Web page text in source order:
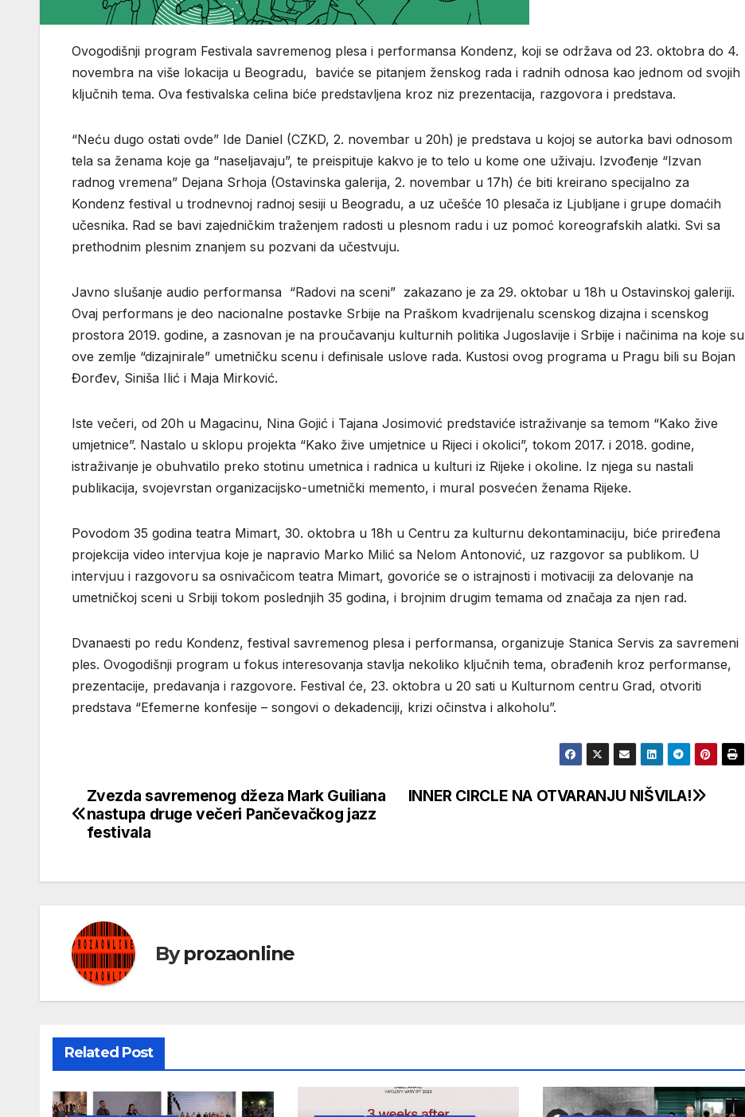
Ovogodišnji program Festivala savremenog plesa i performansa Kondenz, koji se održava od 23. oktobra do 4.
novembra na više lokacija u Beogradu, baviće se pitanjem ženskog rada i radnih odnosa kao jednom od svojih
ključnih tema. Ova festivalska celina biće predstavljena kroz niz prezentacija, razgovora i predstava.
“Neću dugo ostati ovde” Ide Daniel (CZKD, 2. novembar u 20h) je predstava u kojoj se autorka bavi odnosom
tela sa ženama koje ga “naseljavaju”, te preispituje kakvo je to telo u kome one uživaju. Izvođenje “Izvan
radnog vremena” Dejana Srhoja (Ostavinska galerija, 2. novembar u 17h) će biti kreirano specijalno za
Kondenz festival u trodnevnoj radnoj sesiji u Beogradu, a uz učešće 10 plesača iz Ljubljane i grupe domaćih
učesnika. Rad se bavi zajedničkim traženjem radosti u plesnom radu i uz pomoć koreografskih alatki. Svi sa
prethodnim plesnim znanjem su pozvani da učestvuju.
Javno slušanje audio performansa “Radovi na sceni” zakazano je za 29. oktobar u 18h u Ostavinskoj galeriji.
Ovaj performans je deo nacionalne postavke Srbije na Praškom kvadrijenalu scenskog dizajna i scenskog
prostora 2019. godine, a zasnovan je na proučavanju kulturnih politika Jugoslavije i Srbije i načinima na koje su
ove zemlje “dizajnirale” umetničku scenu i definisale uslove rada. Kustosi ovog programa u Pragu bili su Bojan
Đorđev, Siniša Ilić i Maja Mirković.
Iste večeri, od 20h u Magacinu, Nina Gojić i Tajana Josimović predstaviće istraživanje sa temom “Kako žive
umjetnice”. Nastalo u sklopu projekta “Kako žive umjetnice u Rijeci i okolici”, tokom 2017. i 2018. godine,
istraživanje je obuhvatilo preko stotinu umetnica i radnica u kulturi iz Rijeke i okoline. Iz njega su nastali
publikacija, svojevrstan organizacijsko-umetnički memento, i mural posvećen ženama Rijeke.
Povodom 35 godina teatra Mimart, 30. oktobra u 18h u Centru za kulturnu dekontaminaciju, biće priređena
projekcija video intervjua koje je napravio Marko Milić sa Nelom Antonović, uz razgovor sa publikom. U
intervjuu i razgovoru sa osnivačicom teatra Mimart, govoriće se o istrajnosti i motivaciji za delovanje na
umetničkoj sceni u Srbiji tokom poslednjih 35 godina, i brojnim drugim temama od značaja za njen rad.
Dvanaesti po redu Kondenz, festival savremenog plesa i performansa, organizuje Stanica Servis za savremeni
ples. Ovogodišnji program u fokus interesovanja stavlja nekoliko ključnih tema, obrađenih kroz performanse,
prezentacije, predavanja i razgovore. Festival će, 23. oktobra u 20 sati u Kulturnom centru Grad, otvoriti
predstava “Efemerne konfesije – songovi o dekadenciji, krizi očinstva i alkoholu”.
Кретање
чланка
INNER CIRCLE NA OTVARANJU NIŠVILA!
Zvezda savremenog džeza Mark Guiliana
nastupa druge večeri Pančevačkog jazz
festivala
Byprozaonline
Related Post